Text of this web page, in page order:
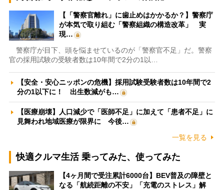
【「警察官離れ」に歯止めはかかるか？】警察庁
が本気で取り組む「警察組織の構造改革」 実
現…
警察庁が目下、頭を悩ませているのが「警察官不足」だ。警察
官の採用試験の受験者数は10年間で2分の1以…
【安全・安心ニッポンの危機】採用試験受験者数は10年間で2
分の1以下に！ 出生数減がも…
【医療崩壊】人口減少で「医師不足」に加えて「患者不足」に
見舞われ地域医療が限界に 今後…
一覧を見る
快適クルマ生活 乗ってみた、使ってみた
【4ヶ月間で受注累計6000台】BEV普及の障壁と
なる「航続距離の不安」「充電のストレス」解